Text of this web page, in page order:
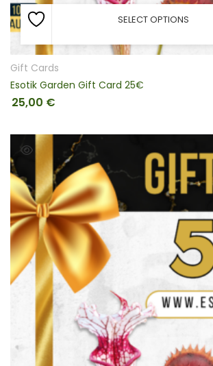
SELECT OPTIONS
Gift Cards
Esotik Garden Gift Card 25€
25,00 €